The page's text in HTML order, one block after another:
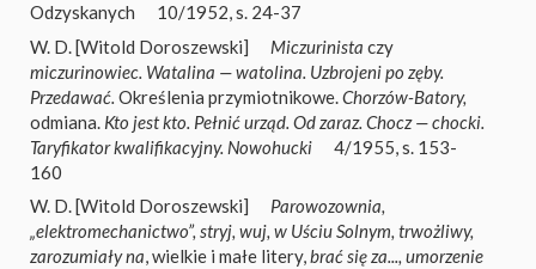
Odzyskanych
10/1952, s. 24-37
W. D. [Witold Doroszewski]
Miczurinista czy
miczurinowiec. Watalina — watolina. Uzbrojeni po zęby.
Przedawać. Określenia przymiotnikowe. Chorzów-Batory,
odmiana. Kto jest kto. Pełnić urząd. Od zaraz. Chocz — chocki.
Taryfikator kwalifikacyjny. Nowohucki
4/1955, s. 153-
160
W. D. [Witold Doroszewski]
Parowozownia,
„elektromechanictwo”, stryj, wuj, w Uściu Solnym, trwożliwy,
zarozumiały na, wielkie i małe litery,brać się za..., umorzenie